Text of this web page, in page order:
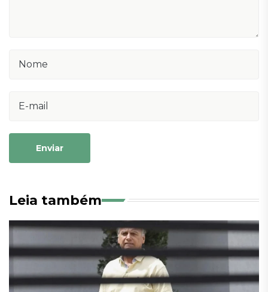
Enviar
Leia também